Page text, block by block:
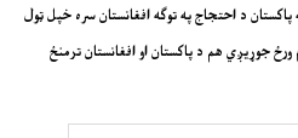
د احتجاج په توګه افغانستان سره خپل ټول
وتړل او نن په ۲۸م اکتوبر چې ۱۷م ورځ جوړیږي هم د پاکستان او افغانستان ترمنځ